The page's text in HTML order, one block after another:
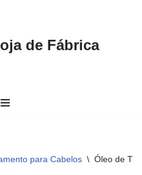
de Fábrica
para Cabelos \ Óleo de